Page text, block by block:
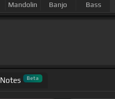
Mandolin Banjo Bass
Notes Beta